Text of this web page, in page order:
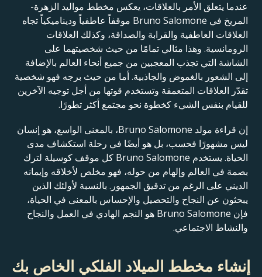
عندما يتعلق الأمر بالعلاقات، يعكس مخطط مواليد الزهرة-
المريخ في Bruno Salomone موقفاً عاطفياً وديناميكياً تجاه
العلاقات العاطفية والقرابة والصداقة، وكذلك العلاقات
الرومانسية. وهذا مثالي تمامًا من حيث شخصيتهما على
الشاشة التي تجذب المعجبين من جميع أنحاء العالم بالإضافة
إلى الشعور بالغموض والجاذبية. أما من حيث برجه فهو شخصية
تقدّر العلاقات المتعمقة وتستخدم قوتها من أجل توجيه الآخرين
للقيام بنفس الشيء كخطوة نحو مجتمع أكثر تطورًا.
إن قراءة مولد Bruno Salomone، بالمعنى الواسع، هو إنسان
ليس مشهورًا فحسب، بل هو أيضًا في رحلة استكشاف مدى
الحياة. يستخدم Bruno Salomone كل موقف كوسيلة لترك
بصمة في العالم وإلهام من حوله، فهو مخلص لأخلاقه وإيمانه
الديني على الرغم من تدقيق الجمهور. بالنسبة لأولئك الذين
يبحثون عن النجاح والتحصيل والإحساس بالمعنى في الحياة،
فإن Bruno Salomone هو النجم الهادي في العمل والنجاح
والنشاط الاجتماعي.
إنشاء مخطط الميلاد الفلكي الخاص بك